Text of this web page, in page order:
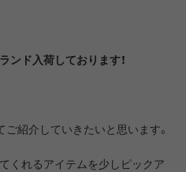
ンド入荷しております！
紹介していきたいと思います。
くれるアイテムを少しピックア